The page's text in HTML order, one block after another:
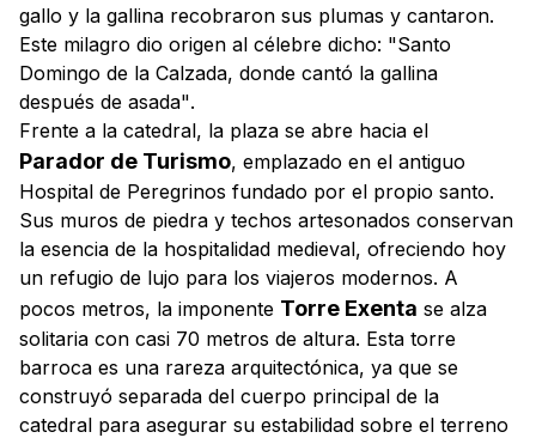
gallo y la gallina recobraron sus plumas y cantaron.
Este milagro dio origen al célebre dicho: "Santo
Domingo de la Calzada, donde cantó la gallina
después de asada".
Frente a la catedral, la plaza se abre hacia el
Parador de Turismo, emplazado en el antiguo
Hospital de Peregrinos fundado por el propio santo.
Sus muros de piedra y techos artesonados conservan
la esencia de la hospitalidad medieval, ofreciendo hoy
un refugio de lujo para los viajeros modernos. A
pocos metros, la imponente Torre Exenta se alza
solitaria con casi 70 metros de altura. Esta torre
barroca es una rareza arquitectónica, ya que se
construyó separada del cuerpo principal de la
catedral para asegurar su estabilidad sobre el terreno